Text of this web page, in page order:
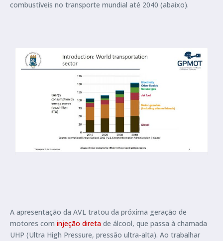
combustíveis no transporte mundial até 2040 (abaixo).
A apresentação da AVL tratou da próxima geração de
motores com injeção direta de álcool, que passa à chamada
UHP (Ultra High Pressure, pressão ultra-alta). Ao trabalhar